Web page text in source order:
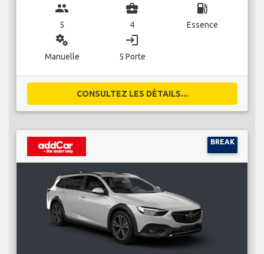
group
5
business_center
4
local_gas_station
Essence
miscellaneous_services
Manuelle
login
5 Porte
CONSULTEZ LES DÉTAILS...
BREAK